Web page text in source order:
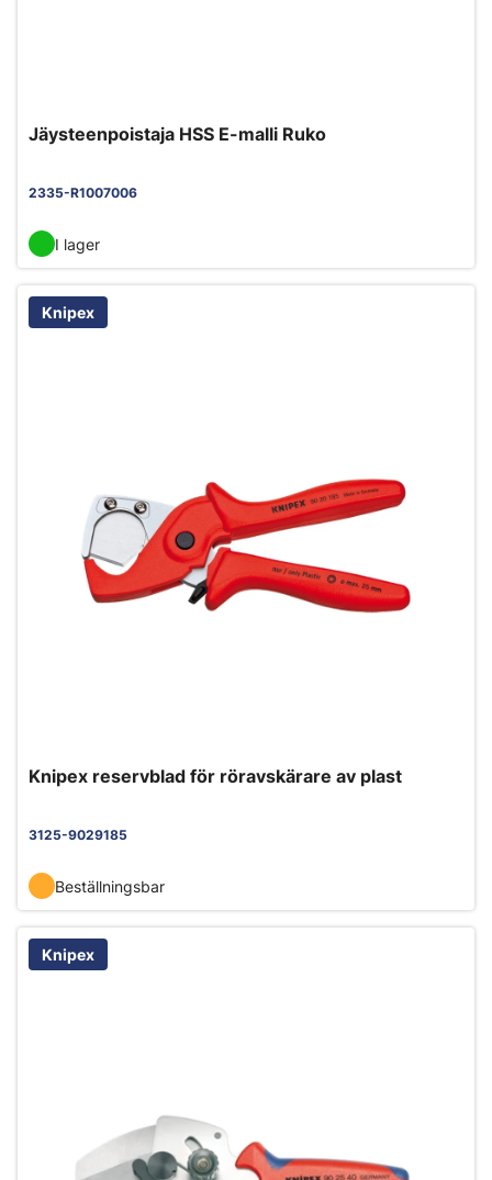
Jäysteenpoistaja HSS E-malli Ruko
2335-R1007006
I lager
Knipex
Knipex reservblad för röravskärare av plast
3125-9029185
Beställningsbar
Knipex